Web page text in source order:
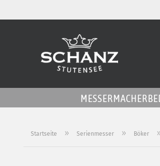
Startseite » Serienmesser » Böker